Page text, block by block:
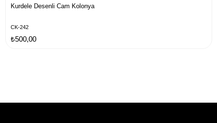
Kurdele Desenli Cam Kolonya
CK-242
₺500,00